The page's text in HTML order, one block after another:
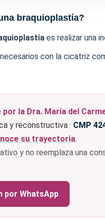
braquioplastía?
es realizar una
con la cicatriz
por la Dra. María del
y reconstructiva · CMP
su trayectoria.
y no reemplaza una
por WhatsApp